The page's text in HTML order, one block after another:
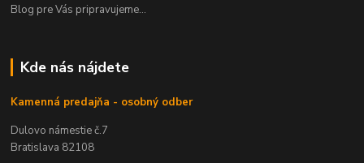
Blog pre Vás pripravujeme...
Kde nás nájdete
Kamenná predajňa - osobný odber
Dulovo námestie č.7
Bratislava 82108